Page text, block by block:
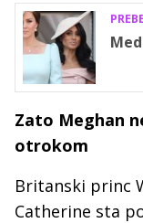
Zato Meghan
otrokom
Britanski princ
Catherine sta